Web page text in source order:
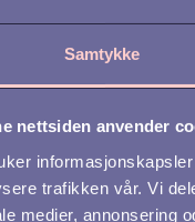
Samtykke
nettsiden anvender
trafikken vår. Vi
medier, annonsering
en liten
ikke er
som vi forventer